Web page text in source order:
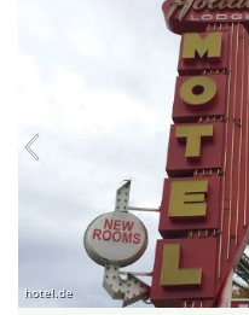
hotel.de